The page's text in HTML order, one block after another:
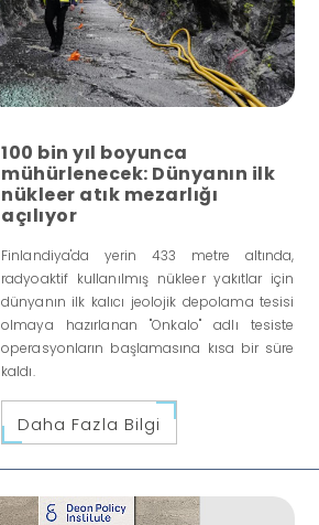
100 bin yıl boyunca
mühürlenecek: Dünyanın ilk
nükleer atık mezarlığı
açılıyor
Finlandiya'da yerin 433 metre altında,
radyoaktif kullanılmış nükleer yakıtlar için
dünyanın ilk kalıcı jeolojik depolama tesisi
olmaya hazırlanan "Onkalo" adlı tesiste
operasyonların başlamasına kısa bir süre
kaldı.
Daha Fazla Bilgi